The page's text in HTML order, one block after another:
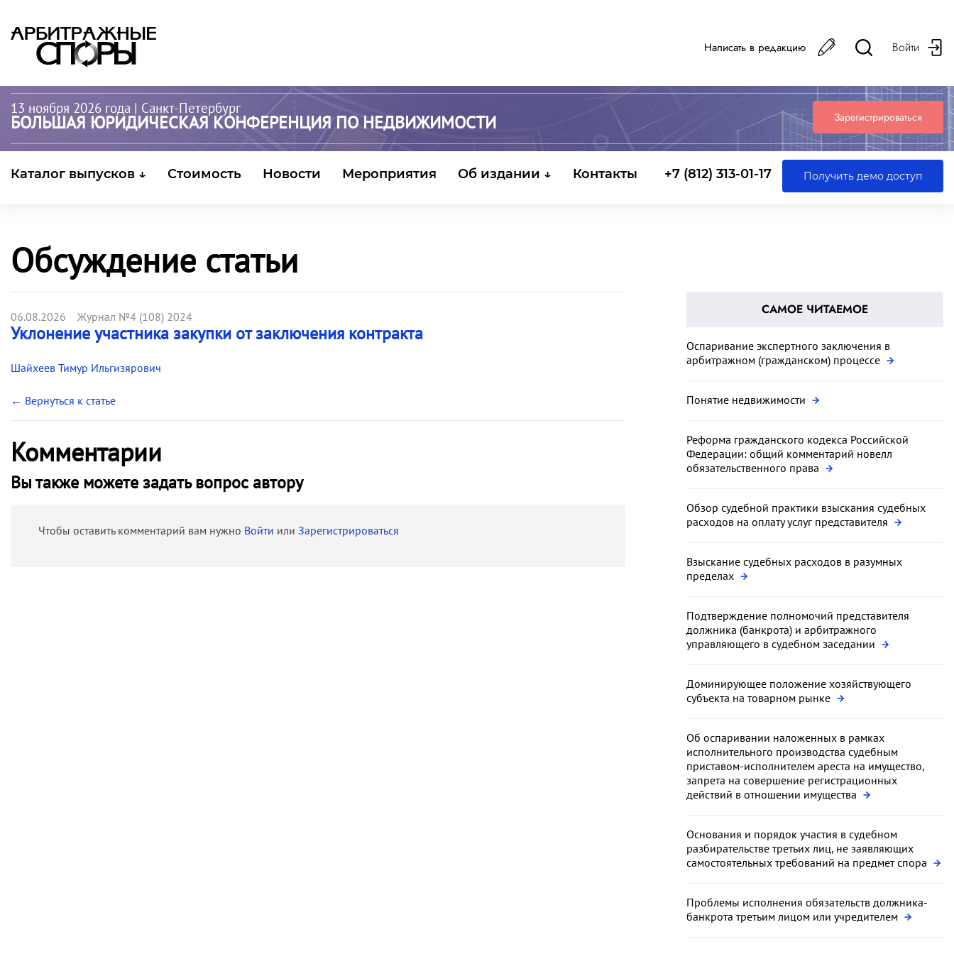
Написать в редакцию Войти
13 ноября 2026 года | Санкт-Петербург
БОЛЬШАЯ ЮРИДИЧЕСКАЯ КОНФЕРЕНЦИЯ ПО НЕДВИЖИМОСТИ Зарегистрироваться
Каталог выпусков ↓ Стоимость Новости Мероприятия Об издании ↓ Контакты +7 (812) 313-01-17 Получить демо доступ
Обсуждение статьи
06.08.2026 Журнал №4 (108) 2024
Уклонение участника закупки от заключения контракта
Шайхеев Тимур Ильгизярович
← Вернуться к статье
Комментарии
Вы также можете задать вопрос автору
Чтобы оставить комментарий вам нужно Войти или Зарегистрироваться
САМОЕ ЧИТАЕМОЕ
Оспаривание экспертного заключения в
арбитражном (гражданском) процессе
Понятие недвижимости
Реформа гражданского кодекса Российской
Федерации: общий комментарий новелл
обязательственного права
Обзор судебной практики взыскания судебных
расходов на оплату услуг представителя
Взыскание судебных расходов в разумных
пределах
Подтверждение полномочий представителя
должника (банкрота) и арбитражного
управляющего в судебном заседании
Доминирующее положение хозяйствующего
субъекта на товарном рынке
Об оспаривании наложенных в рамках
исполнительного производства судебным
приставом-исполнителем ареста на имущество,
запрета на совершение регистрационных
действий в отношении имущества
Основания и порядок участия в судебном
разбирательстве третьих лиц, не заявляющих
самостоятельных требований на предмет спора
Проблемы исполнения обязательств должника-
банкрота третьим лицом или учредителем